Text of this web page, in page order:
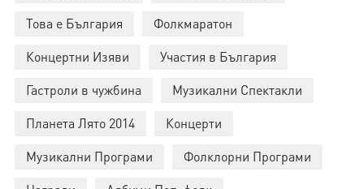
Това е България
Фолкмаратон
Концертни Изяви
Участия в България
Гастроли в чужбина
Музикални Спектакли
Планета Лято 2014
Концерти
Музикални Програми
Фолклорни Програми